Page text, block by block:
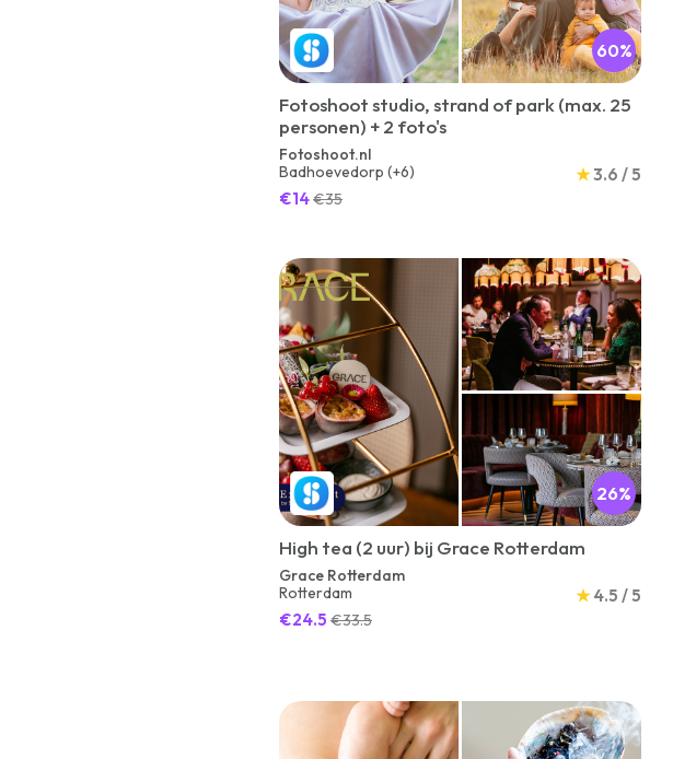
60%
Fotoshoot studio, strand of park (max. 25
personen) + 2 foto's
Fotoshoot.nl
Badhoevedorp (+6)
★3.6 / 5
€14€35
26%
High tea (2 uur) bij Grace Rotterdam
Grace Rotterdam
Rotterdam
★4.5 / 5
€24.5 €33.5